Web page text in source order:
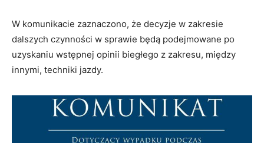
W komunikacie zaznaczono, że decyzje w zakresie
dalszych czynności w sprawie będą podejmowane po
uzyskaniu wstępnej opinii biegłego z zakresu, między
innymi, techniki jazdy.